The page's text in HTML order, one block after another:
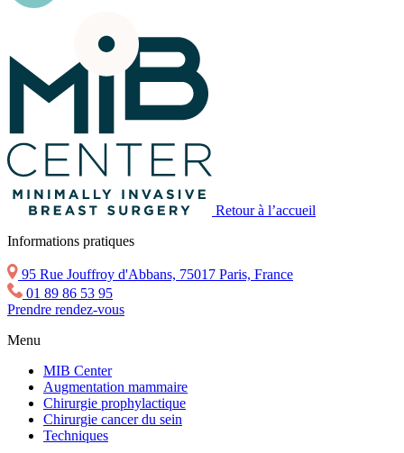
Retour à l’accueil
Informations pratiques
95 Rue Jouffroy d'Abbans, 75017 Paris, France
01 89 86 53 95
Prendre rendez-vous
Menu
MIB Center
Augmentation mammaire
Chirurgie prophylactique
Chirurgie cancer du sein
Techniques